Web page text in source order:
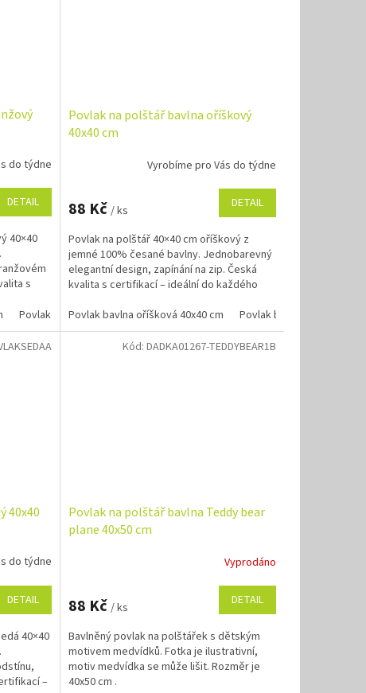
do týdne
DETAIL
40×40
s
Povlak bavlna oranžová 40x50 cm
Povlak na polštář bavlna oříškový
40x40 cm
Vyrobíme pro Vás do týdne
88 Kč / ks DETAIL
Povlak na polštář 40×40 cm oříškový z
jemné 100% česané bavlny. Jednobarevný
elegantní design, zapínání na zip. Česká
kvalita s certifikací – ideální do každého
Povlak bavlna oříšková 40x40 cm
Povlak bavlna oříšková
40x40
do týdne
DETAIL
40×40
–
Povlak na polštář bavlna Teddy bear
plane 40x50 cm
Vyprodáno
88 Kč / ks DETAIL
Bavlněný povlak na polštářek s dětským
motivem medvídků. Fotka je ilustrativní,
motiv medvídka se může lišit. Rozměr je
40x50 cm .
Kód: DADKA01267-TEDDYBEAR1B